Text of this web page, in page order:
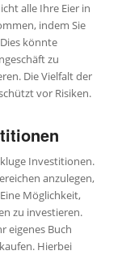
alle Ihre Eier in
indem Sie
könnte
zu
Die Vielfalt der
vor Risiken.
Investitionen.
anzulegen,
Möglichkeit,
zu investieren.
eigenes Buch
Hierbei